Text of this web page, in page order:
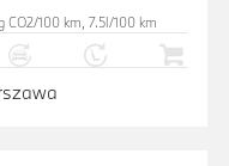
100 km, 7.5l/100 km